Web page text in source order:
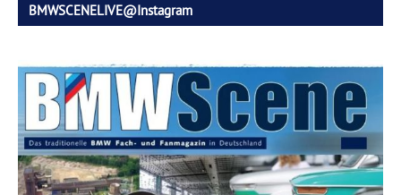
BMWSCENELIVE@Instagram